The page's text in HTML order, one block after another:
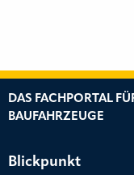
DAS FACHPORTAL
BAUFAHRZEUGE
Blickpunkt